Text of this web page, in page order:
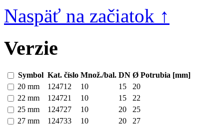
Naspäť na začiatok ↑
Verzie
Symbol Kat. číslo Množ./bal. DN Ø Potrubia [mm]
20 mm
124712 10 15
20
22 mm
124721 10 15
22
25 mm
124727 10 20
25
27 mm
124733 10 20
27